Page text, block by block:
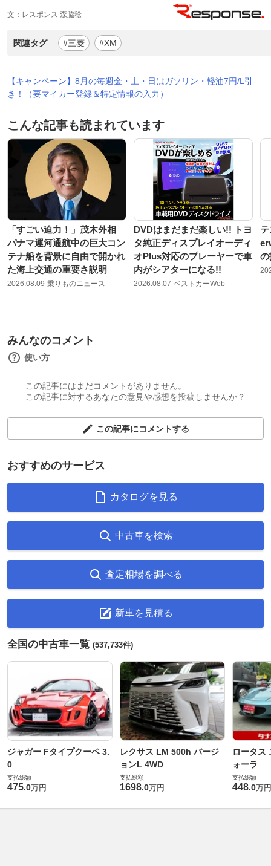
文：レスポンス 森脇稔
関連タグ #三菱 #XM
【キャンペーン】8月の毎週金・土・日はガソリン・軽油7円/L引
き！（要マイカー登録＆特定情報の入力）
こんな記事も読まれています
「すごい迫力！」茂木外相
パナマ運河通航中の巨大コン
テナ船を背景に自由で開かれ
た海上交通の重要さ説明
2026.08.09 乗りものニュース
DVDはまだまだ楽しい!! トヨ
タ純正ディスプレイオーディ
オPlus対応のプレーヤーで車
内がシアターになる!!
2026.08.07 ベストカーWeb
の
みんなのコメント
使い方
この記事にはまだコメントがありません。
この記事に対するあなたの意見や感想を投稿しませんか？
この記事にコメントする
おすすめのサービス
カタログを見る
中古車を検索
査定相場を調べる
新車を見積る
全国の中古車一覧 (537,733件)
ジャガー Fタイプクーペ 3.
0
支払総額
475.0万円
レクサス LM 500h バージ
ョンL 4WD
支払総額
1698.0万円
ロータス
ォーラ
支払総額
448.0万円